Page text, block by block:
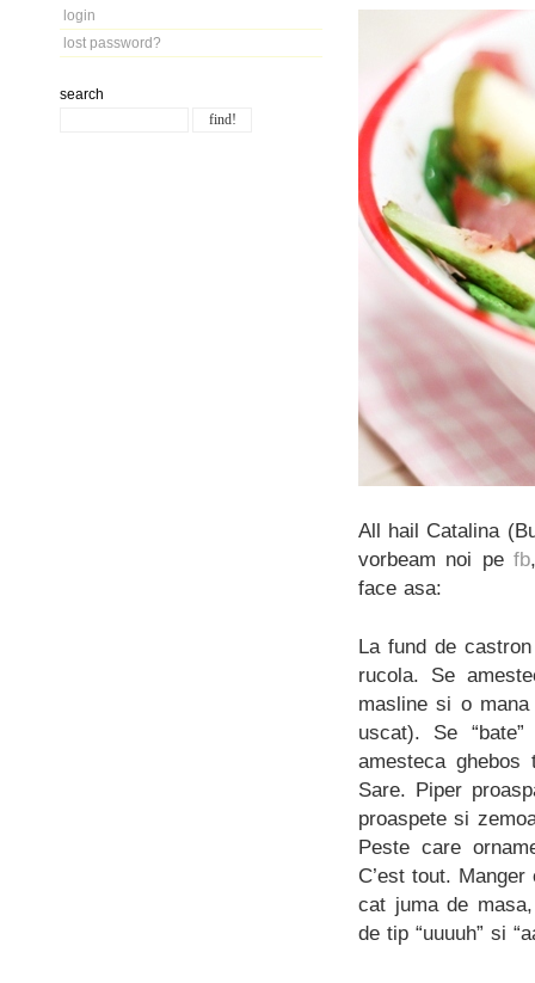
login
lost password?
search
All hail Catalina
vorbeam noi pefb
face asa:
La fund de
rucola. Se
masline si o
uscat). Se
amesteca
Sare. Piper
proaspete si
Peste care
C’est tout.
cat juma de
de tip “uuuuh” si